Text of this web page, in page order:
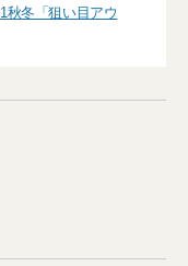
冬「狙い目アウ